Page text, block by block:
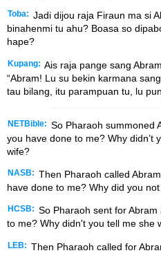
Toba: Jadi dijou raja Firaun ma si
binahenmi tu ahu? Boasa so
hape?
Kupang: Ais raja pange sang
“Abram! Lu su bekin karmana
tau bilang, itu parampuan tu, lu
NETBible: So Pharaoh summoned
you have done to me? Why didn’t
wife?
NASB: Then Pharaoh called
have done to me? Why did you
HCSB: So Pharaoh sent for
to me? Why didn't you tell me she
LEB: Then Pharaoh called for